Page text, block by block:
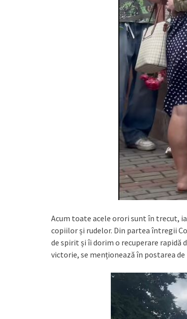
Acum toate acele orori sunt în trecut,
copiilor și rudelor. Din partea întregii
de spirit și îi dorim o recuperare rapidă
victorie, se menționează în postarea de